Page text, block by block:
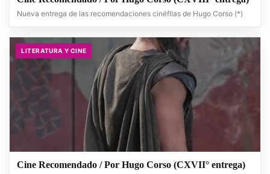
Nueva entrega de las recomendaciones cinéfilas de Hugo Corso (*)
LITERATURA Y CINE
Cine Recomendado / Por Hugo Corso (CXVII° entrega)